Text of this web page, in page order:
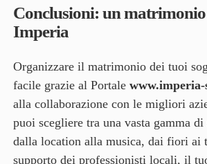
Conclusioni: un
Imperia
Organizzare il matrimonio dei tuoi
facile grazie al Portale
alla collaborazione con le migliori
puoi scegliere tra una vasta gamma
dalla location alla musica, dai fiori ai
supporto dei professionisti locali, il